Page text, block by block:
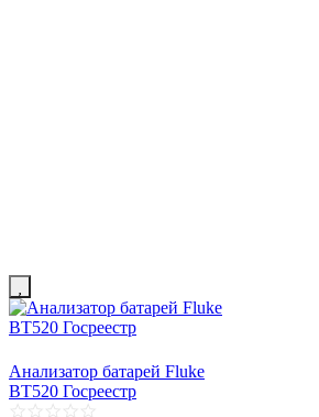
Анализатор батарей Fluke
BT520 Госреестр